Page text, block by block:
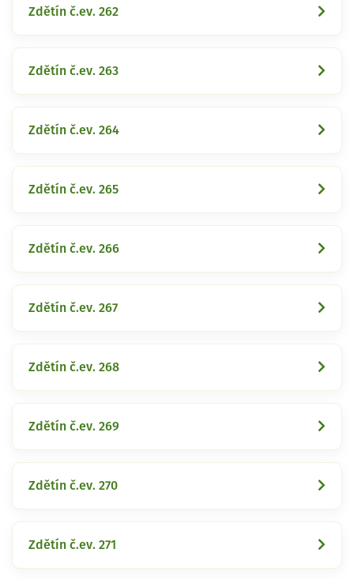
Zdětín č.ev. 262
Zdětín č.ev. 263
Zdětín č.ev. 264
Zdětín č.ev. 265
Zdětín č.ev. 266
Zdětín č.ev. 267
Zdětín č.ev. 268
Zdětín č.ev. 269
Zdětín č.ev. 270
Zdětín č.ev. 271